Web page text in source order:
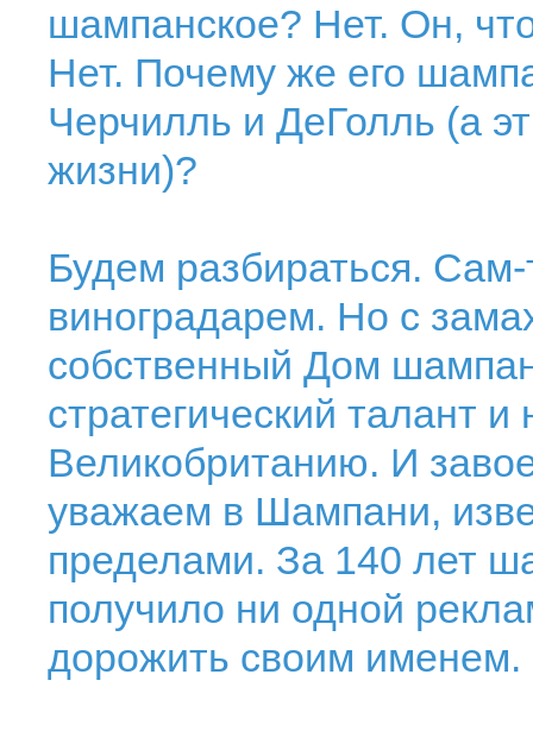
шампанское? Нет. Он,
Нет. Почему же его
Черчилль и ДеГолль (а
жизни)?
Будем разбираться.
виноградарем. Но с
собственный Дом
стратегический талант
Великобританию. И
уважаем в Шампани,
пределами. За 140 лет
получило ни одной
дорожить своим именем.